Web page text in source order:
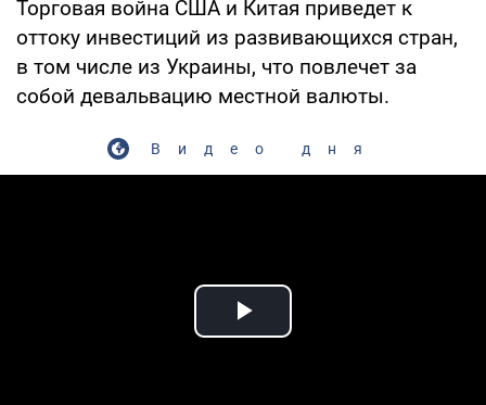
Торговая война США и Китая приведет к
оттоку инвестиций из развивающихся стран,
в том числе из Украины, что повлечет за
собой девальвацию местной валюты.
Видео дня
Play Video